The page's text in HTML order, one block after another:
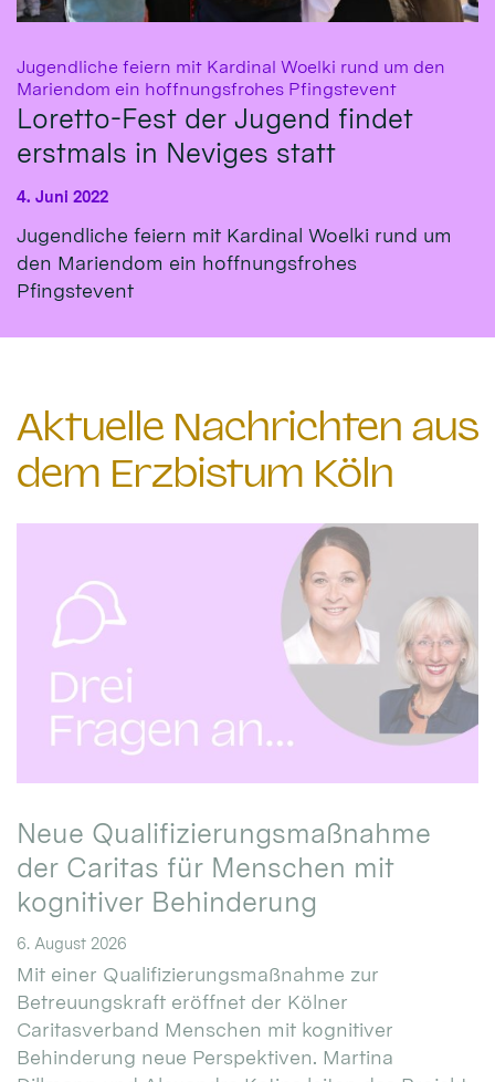
Jugendliche feiern mit Kardinal Woelki rund um den
Mariendom ein hoffnungsfrohes Pfingstevent:
Loretto-Fest der Jugend findet
erstmals in Neviges statt
4. Juni 2022
Jugendliche feiern mit Kardinal Woelki rund um
den Mariendom ein hoffnungsfrohes
Pfingstevent
Aktuelle Nachrichten aus
dem Erzbistum Köln
Neue Qualifizierungsmaßnahme
der Caritas für Menschen mit
kognitiver Behinderung
6. August 2026
Mit einer Qualifizierungsmaßnahme zur
Betreuungskraft eröffnet der Kölner
Caritasverband Menschen mit kognitiver
Behinderung neue Perspektiven. Martina